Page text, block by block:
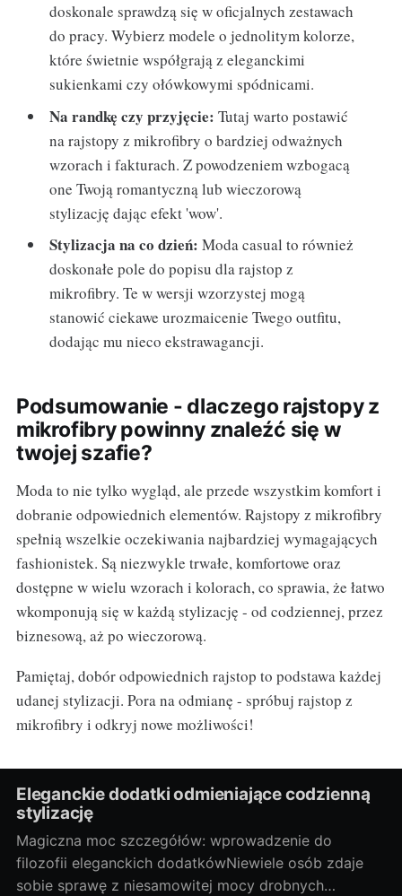
doskonale sprawdzą się w oficjalnych zestawach
do pracy. Wybierz modele o jednolitym kolorze,
które świetnie współgrają z eleganckimi
sukienkami czy ołówkowymi spódnicami.
Na randkę czy przyjęcie: Tutaj warto postawić
na rajstopy z mikrofibry o bardziej odważnych
wzorach i fakturach. Z powodzeniem wzbogacą
one Twoją romantyczną lub wieczorową
stylizację dając efekt 'wow'.
Stylizacja na co dzień: Moda casual to również
doskonałe pole do popisu dla rajstop z
mikrofibry. Te w wersji wzorzystej mogą
stanowić ciekawe urozmaicenie Twego outfitu,
dodając mu nieco ekstrawagancji.
Podsumowanie - dlaczego rajstopy z
mikrofibry powinny znaleźć się w
twojej szafie?
Moda to nie tylko wygląd, ale przede wszystkim komfort i
dobranie odpowiednich elementów. Rajstopy z mikrofibry
spełnią wszelkie oczekiwania najbardziej wymagających
fashionistek. Są niezwykle trwałe, komfortowe oraz
dostępne w wielu wzorach i kolorach, co sprawia, że łatwo
wkomponują się w każdą stylizację - od codziennej, przez
biznesową, aż po wieczorową.
Pamiętaj, dobór odpowiednich rajstop to podstawa każdej
udanej stylizacji. Pora na odmianę - spróbuj rajstop z
mikrofibry i odkryj nowe możliwości!
Eleganckie dodatki odmieniające codzienną
stylizację
Magiczna moc szczegółów: wprowadzenie do
filozofii eleganckich dodatkówNiewiele osób zdaje
sobie sprawę z niesamowitej mocy drobnych